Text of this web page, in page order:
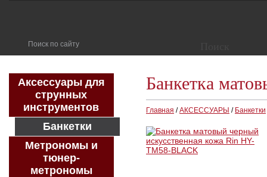
Банкетка
Главная /АКСЕССУАРЫ / Банкетки
Аксессуары для
струнных
инструментов
Банкетки
Метрономы и
тюнер-
метрономы